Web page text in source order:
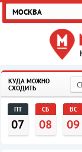
МОСКВА
КУДА МОЖНО
СХОДИТЬ
ПТ
07
СБ
08
ВС
09